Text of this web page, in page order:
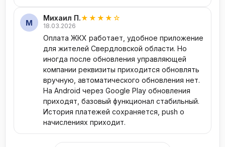
данных карт. Только Google Play или RuStore.
М Михаил П.★★★★☆
18.03.2026
Оплата ЖКХ работает, удобное приложение
для жителей Свердловской области. Но
иногда после обновления управляющей
компании реквизиты приходится обновлять
вручную, автоматического обновления нет.
На Android через Google Play обновления
приходят, базовый функционал стабильный.
История платежей сохраняется, push о
начислениях приходит.